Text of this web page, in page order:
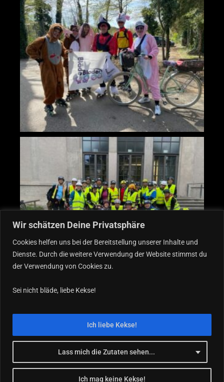
Wir schätzen Deine Privatsphäre
Cookies helfen uns bei der Bereitstellung unserer Inhalte und
Dienste. Durch die weitere Verwendung der Website stimmst du
der Verwendung von Cookies zu.
Sei nicht bläde, liebe Kekse!
Lass mich die Zutaten sehen...
Ich mag keine Kekse!
Ich liebe Kekse!
F
c
b
o
o
k
s
t
a
g
r
a
blader-blader.de 2025 © Michael Wagner sup.